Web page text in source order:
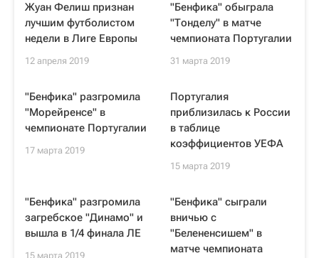
Жуан Фелиш признан
лучшим футболистом
недели в Лиге Европы
12 апреля 2019
"Бенфика" обыграла
"Тонделу" в матче
чемпионата Португалии
31 марта 2019
"Бенфика" разгромила
"Морейренсе" в
чемпионате Португалии
17 марта 2019
Португалия
приблизилась к России
в таблице
коэффициентов УЕФА
15 марта 2019
"Бенфика" разгромила
загребское "Динамо" и
вышла в 1/4 финала ЛЕ
15 марта 2019
"Бенфика" сыграли
вничью с
"Белененсишем" в
матче чемпионата